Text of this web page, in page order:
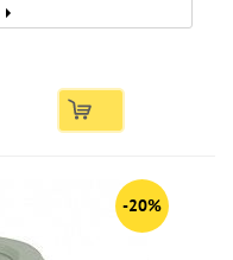
-20%